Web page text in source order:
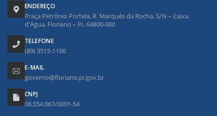
ENDEREÇO
Praça Petrônio Portela, R. Marquês da Rocha, S/N – Caixa
d'Água, Floriano – PI, 64800-000
TELEFONE
(89) 3515-1100
E-MAIL
governo@floriano.pi.gov.br
CNPJ
06.554.067/0001-54